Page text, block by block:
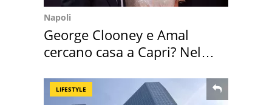
Napoli
George Clooney e Amal
cercano casa a Capri? Nel
LIFESTYLE